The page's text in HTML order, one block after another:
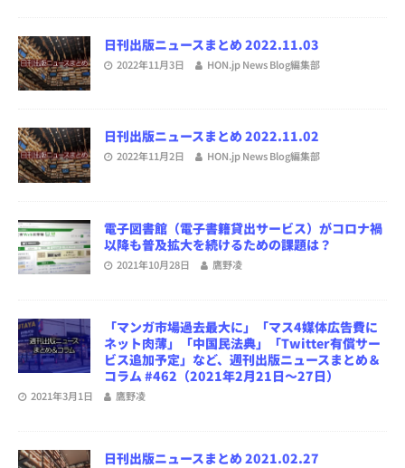
日刊出版ニュースまとめ 2022.11.03
2022年11月3日 HON.jp News Blog編集部
日刊出版ニュースまとめ 2022.11.02
2022年11月2日 HON.jp News Blog編集部
電子図書館（電子書籍貸出サービス）がコロナ禍
以降も普及拡大を続けるための課題は？
2021年10月28日 鷹野凌
「マンガ市場過去最大に」「マス4媒体広告費に
ネット肉薄」「中国民法典」「Twitter有償サー
ビス追加予定」など、週刊出版ニュースまとめ＆
コラム #462（2021年2月21日～27日）
2021年3月1日 鷹野凌
日刊出版ニュースまとめ 2021.02.27